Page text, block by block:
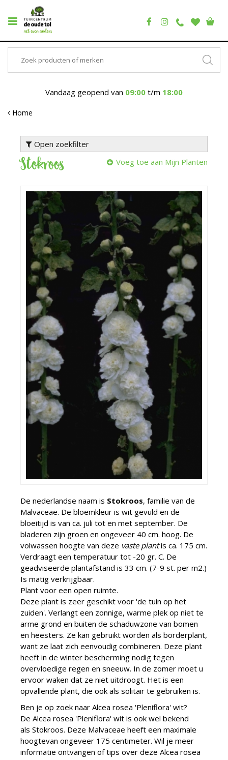
Vandaag geopend van 09:00 t/m 18:00
Home
Open zoekfilter
Stokroos Voeg toe aan Mijn Planten
De nederlandse naam is Stokroos, familie van de
Malvaceae. De bloemkleur is wit gevuld en de
bloeitijd is van ca. juli tot en met september. De
bladeren zijn groen en ongeveer 40 cm. hoog. De
volwassen hoogte van deze vaste plantis ca. 175 cm.
Verdraagt een temperatuur tot -20 gr. C. De
geadviseerde plantafstand is 33 cm. (7-9 st. per m2.)
Is matig verkrijgbaar.
Plant voor een open ruimte.
Deze plant is zeer geschikt voor 'de tuin op het
zuiden'. Verlangt een zonnige, warme plek op niet te
arme grond en buiten de schaduwzone van bomen
en heesters. Ze kan gebruikt worden als borderplant,
want ze laat zich eenvoudig combineren. Deze plant
heeft in de winter bescherming nodig tegen
overvloedige regen en sneeuw. In de zomer moet u
ervoor waken dat ze niet uitdroogt. Het is een
opvallende plant, die ook als solitair te gebruiken is.
Ben je op zoek naar Alcea rosea 'Pleniflora' wit?
De Alcea rosea 'Pleniflora' wit is ook wel bekend
als Stokroos. Deze Malvaceae heeft een maximale
hoogtevan ongeveer 175 centimeter. Wil je meer
informatie ontvangen of tips over deze Alcea rosea